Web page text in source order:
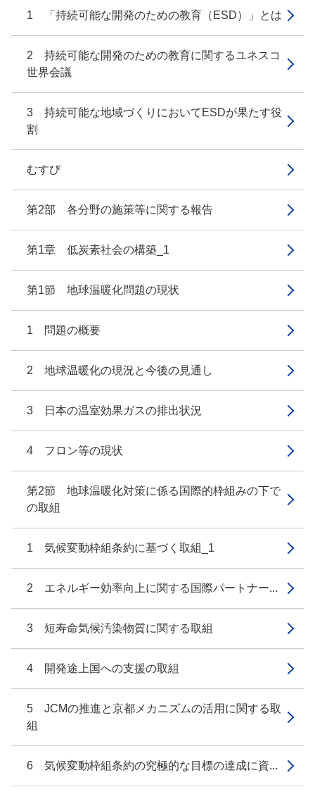
1 「持続可能な開発のための教育（ESD）」とは
2 持続可能な開発のための教育に関するユネスコ
世界会議
3 持続可能な地域づくりにおいてESDが果たす役
割
むすび
第2部 各分野の施策等に関する報告
第1章 低炭素社会の構築_1
第1節 地球温暖化問題の現状
1 問題の概要
2 地球温暖化の現況と今後の見通し
3 日本の温室効果ガスの排出状況
4 フロン等の現状
第2節 地球温暖化対策に係る国際的枠組みの下で
の取組
1 気候変動枠組条約に基づく取組_1
2 エネルギー効率向上に関する国際パートナー...
3 短寿命気候汚染物質に関する取組
4 開発途上国への支援の取組
5 JCMの推進と京都メカニズムの活用に関する取
組
6 気候変動枠組条約の究極的な目標の達成に資...